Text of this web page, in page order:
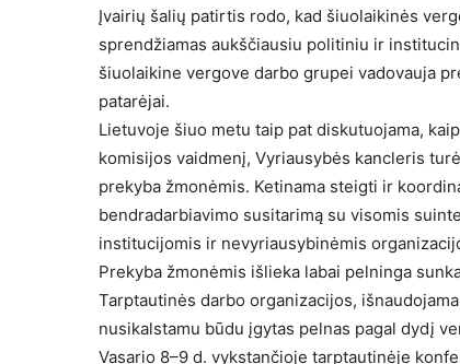
Įvairių šalių patirtis rodo, kad šiuolaikinės
sprendžiamas aukščiausiu politiniu ir
šiuolaikine vergove darbo grupei vadovauja
patarėjai.
Lietuvoje šiuo metu taip pat diskutuojama,
komisijos vaidmenį, Vyriausybės kancleris
prekyba žmonėmis. Ketinama steigti ir
bendradarbiavimo susitarimą su visomis
institucijomis ir nevyriausybinėmis
Prekyba žmonėmis išlieka labai pelninga
Tarptautinės darbo organizacijos,
nusikalstamu būdu įgytas pelnas pagal dydį
Vasario 8–9 d. vykstančioje tarptautinėje